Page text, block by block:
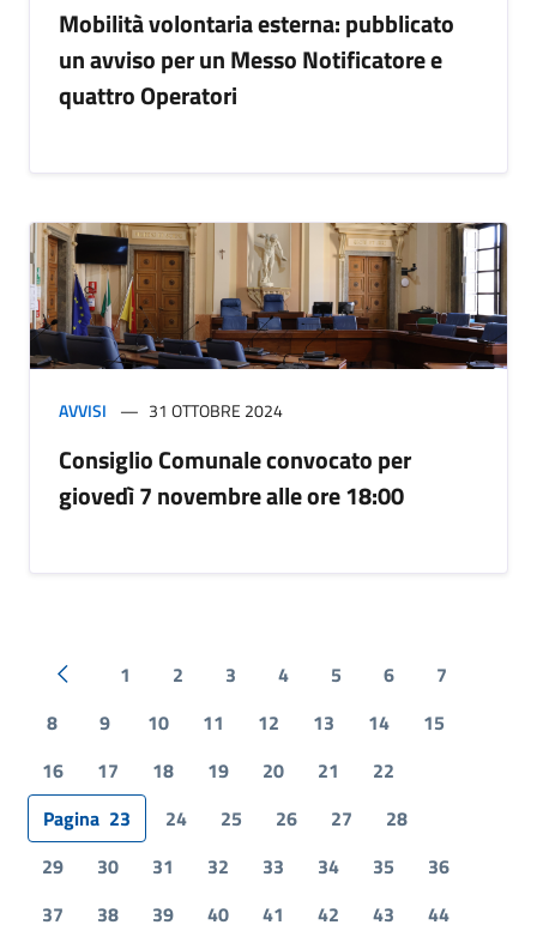
Mobilità volontaria esterna: pubblicato
un avviso per un Messo Notificatore e
quattro Operatori
AVVISI 31 OTTOBRE 2024
Consiglio Comunale convocato per
giovedì 7 novembre alle ore 18:00
Pagina precedente
1 2 3 4 5 6
7
8
9 10 11 12 13 14
15
16
17 18 19 20 21
22
Pagina 23 24 25 26 27
28
29
30 31 32 33 34 35
36
37
38 39 40 41 42 43 44